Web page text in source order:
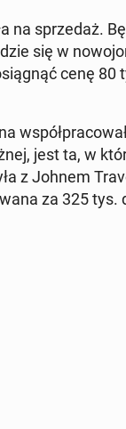
na sprze­daż.
się w
cenę 80
jest ta, w
z Johnem
za 325 tys.